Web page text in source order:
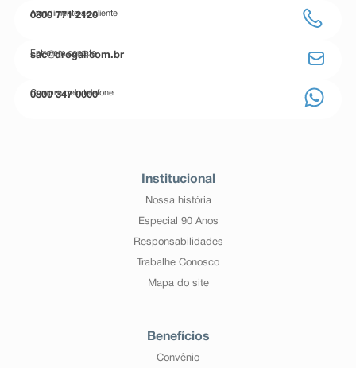
Atendimento ao cliente
0800 771 2120
Entre em contato
sac@drogal.com.br
Compre pelo telefone
0800 347 0000
Institucional
Nossa história
Especial 90 Anos
Responsabilidades
Trabalhe Conosco
Mapa do site
Benefícios
Convênio